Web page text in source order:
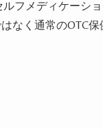
フメディケーシ
なく通常のOTC